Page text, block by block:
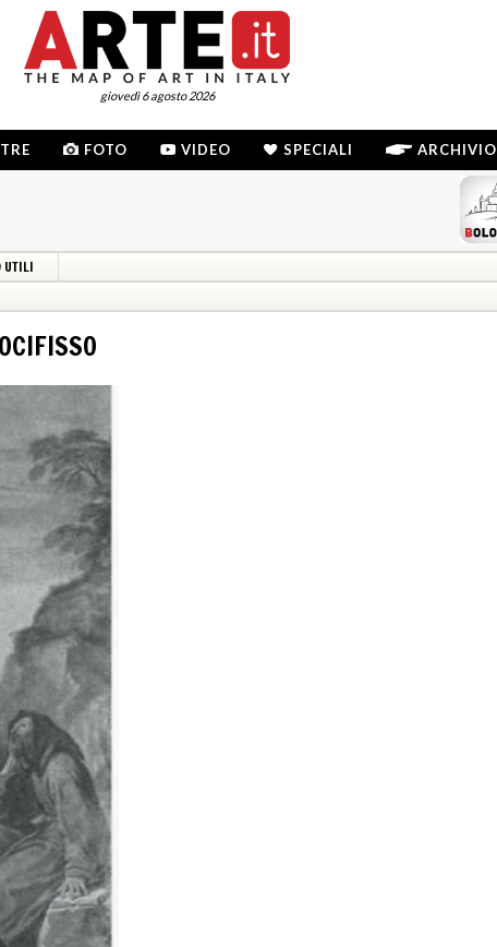
giovedì 6 agosto 2026
FOTO VIDEO SPECIALI ARCHIVIO
UTILI